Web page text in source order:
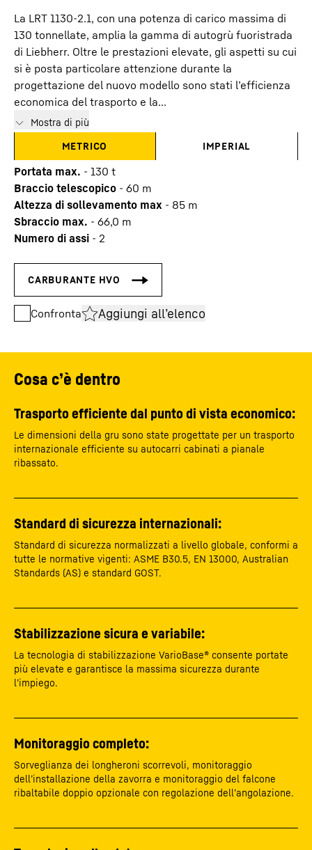
La LRT 1130-2.1, con una potenza di carico massima di
130 tonnellate, amplia la gamma di autogrù fuoristrada
di Liebherr. Oltre le prestazioni elevate, gli aspetti su cui
si è posta particolare attenzione durante la
progettazione del nuovo modello sono stati l’efficienza
economica del trasporto e la...
Mostra di più
METRICO
IMPERIAL
Portata max. - 130 t
Braccio telescopico - 60 m
Altezza di sollevamento max - 85 m
Sbraccio max. - 66,0 m
Numero di assi - 2
Confronta Aggiungi all’elenco
Cosa c’è dentro
Trasporto efficiente dal punto di vista economico:
Le dimensioni della gru sono state progettate per un trasporto
internazionale efficiente su autocarri cabinati a pianale
ribassato.
Standard di sicurezza internazionali:
Standard di sicurezza normalizzati a livello globale, conformi a
tutte le normative vigenti: ASME B30.5, EN 13000, Australian
Standards (AS) e standard GOST.
Stabilizzazione sicura e variabile:
La tecnologia di stabilizzazione VarioBase® consente portate
più elevate e garantisce la massima sicurezza durante
l’impiego.
Monitoraggio completo:
Sorveglianza dei longheroni scorrevoli, monitoraggio
dell’installazione della zavorra e monitoraggio del falcone
ribaltabile doppio opzionale con regolazione dell’angolazione.